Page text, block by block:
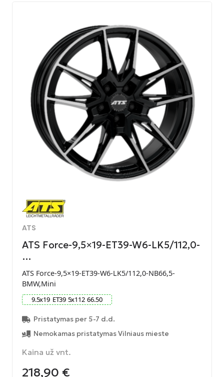
ATS
ATS Force-9,5×19-ET39-W6-LK5/112,0-
…
ATS Force-9,5×19-ET39-W6-LK5/112,0-NB66,5-
BMW,Mini
9.5x19 ET39 5x112 66.50
Pristatymas per 5-7 d.d.
Nemokamas pristatymas Vilniaus mieste
Kaina už vnt.
218,90 €